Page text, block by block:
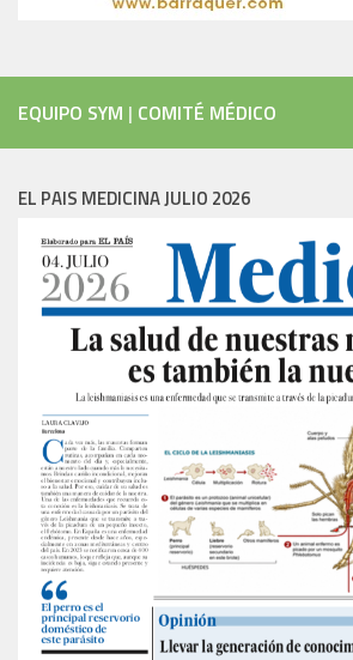
EQUIPO SYM | COMITÉ MÉDICO
EL PAIS MEDICINA JULIO 2026